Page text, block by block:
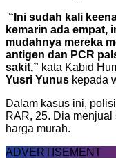
“Ini sudah kali
kemarin ada empat,
mudahnya mereka
antigen dan PCR
sakit,” kata Kabid
Yusri Yunus kepada
Dalam kasus ini,
RAR, 25. Dia
harga murah.
ADVERTISEMENT